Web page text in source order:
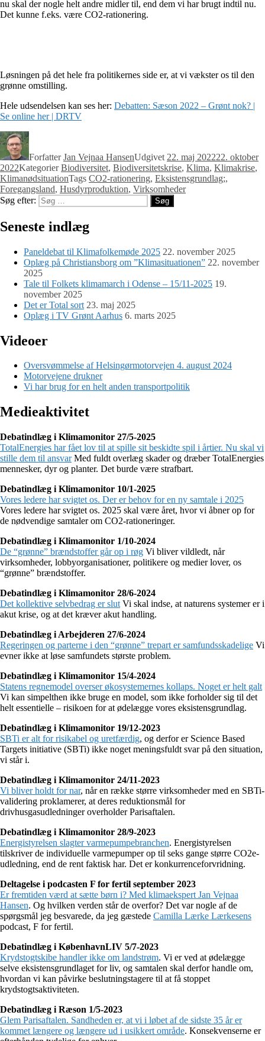
nu skal der nogle helt andre midler til, end dem vi har brugt indtil nu.
Det kunne f.eks. være CO2-rationering.
Løsningen på det hele fra politikernes side er, at vi vækster os til den
grønne omstilling.
Hele udsendelsen kan ses her: Debatten: Sæson 2022 – Grønt nok? |
Se online her | DRTV
ForfatterJan Vejnaa HansenUdgivet 22. maj 202222. oktober
2022KategorierBiodiversitet, Biodiversitetskrise, Klima, Klimakrise,
KlimanødsituationTags CO2-rationering, Eksistensgrundlag;,
Foregangsland, Husdyrproduktion, Virksomheder
Søg efter:
Søg
Seneste indlæg
Paneldebat til Klimafolkemøde 2025 22. november 2025
Oplæg på Christiansborg om ”Klimasituationen” 22. november
2025
Tale til Folkets klimamarch i Odense – 15/11-2025 19.
november 2025
Det er Total sort 23. maj 2025
Oplæg i TV Grønt Aarhus 6. marts 2025
Videoer
Oversvømmelse af Helsingørmotorvejen 4. august 2024
Motorvejene drukner
Vi har brug for en helt anden transportpolitik
Medieaktivitet
Debatindlæg i Klimamonitor 27/5-2025
TotalEnergies har fået lov til at spille sit beskidte spil i årtier. Nu skal vi
stille dem til ansvarMed fuldt overlæg skader og dræber TotalEnergies
mennesker, dyr og planter. Det burde være strafbart.
Debatindlæg i Klimamonitor 10/1-2025
Vores ledere har svigtet os. Der er behov for en ny samtale i 2025
Vores ledere har svigtet os. 2025 skal være året, hvor vi åbner op for
de nødvendige samtaler om CO2-rationeringer.
Debatindlæg i Klimamonitor 1/10-2024
De “grønne” brændstoffer går op i røg Vi bliver vildledt, når
virksomheder, lobbyorganisationer, politikere og medier lover, os
“grønne” brændstoffer.
Debatindlæg i Klimamonitor 28/6-2024
Det kollektive selvbedrag er slut Vi skal indse, at naturens systemer er i
akut krise, og at det kræver akut handling.
Debatindlæg i Arbejderen 27/6-2024
Regeringen og parterne i den “grønne” trepart er samfundsskadelige Vi
evner ikke at løse samfundets største problem.
Debatindlæg i Klimamonitor 15/4-2024
Statens regnemodel overser økosystemernes kollaps. Noget er helt galt
Vi kan simpelthen ikke bruge en model, som ikke forholder sig til det
helt essentielle – risikoen for at ødelægge vores eksistensgrundlag.
Debatindlæg i Klimamonitor 19/12-2023
SBTi er alt for risikabel og uretfærdig, og derfor er Science Based
Targets initiative (SBTi) ikke noget meningsfuldt svar på den situation,
vi står i.
Debatindlæg i Klimamonitor 24/11-2023
Vi bliver holdt for nar, når en række større virksomheder med en SBTi-
validering proklamerer, at deres reduktionsmål for
drivhusgasudledninger overholder Parisaftalen.
Debatindlæg i Klimamonitor 28/9-2023
Energistyrelsen slagter varmepumpebranchen. Energistyrelsen
tilskriver de individuelle varmepumper op til seks gange større CO2e-
udledning, end de rent faktisk har. Det er konkurrenceforvridning.
Deltagelse i podcasten F for fertil september 2023
Er fremtiden værd at sætte børn i? Med klimaekspert Jan Vejnaa
Hansen. Og hvilken verden står de overfor? Det var nogle af de
spørgsmål jeg besvarede, da jeg gæstede Camilla Lærke Lærkesens
podcast, F for fertil.
Debatindlæg i KøbenhavnLIV 5/7-2023
Krydstogtskibe handler ikke om landstrøm. Vi er ved at ødelægge
selve eksistensgrundlaget for liv, og samtalen skal derfor handle om,
hvordan vi kan påvirke beslutningstagere til at få stoppet
krydstogtsaktiviteten.
Debatindlæg i Ræson 1/5-2023
Glem Parisaftalen. Sandheden er, at vi i løbet af de sidste 35 år er
kommet længere og længere ud i usikkert område. Konsekvenserne er